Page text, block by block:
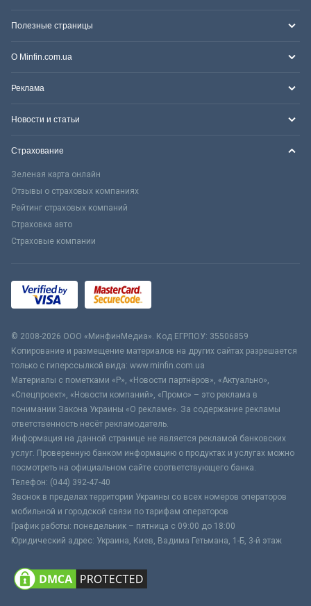
Полезные страницы
О Minfin.com.ua
Реклама
Новости и статьи
Страхование
Зеленая карта онлайн
Отзывы о страховых компаниях
Рейтинг страховых компаний
Страховка авто
Страховые компании
© 2008-2026 ООО «МинфинМедиа». Код ЕГРПОУ: 35506859
Копирование и размещение материалов на других сайтах разрешается
только с гиперссылкой вида: www.minfin.com.ua
Материалы с пометками «Р», «Новости партнёров», «Актуально»,
«Спецпроект», «Новости компаний», «Промо» – это реклама в
понимании Закона Украины «О рекламе». За содержание рекламы
ответственность несёт рекламодатель.
Информация на данной странице не является рекламой банковских
услуг. Проверенную банком информацию о продуктах и услугах можно
посмотреть на официальном сайте соответствующего банка.
Телефон: (044) 392-47-40
Звонок в пределах территории Украины со всех номеров операторов
мобильной и городской связи по тарифам операторов
График работы: понедельник – пятница с 09:00 до 18:00
Юридический адрес: Украина, Киев, Вадима Гетьмана, 1-Б, 3-й этаж